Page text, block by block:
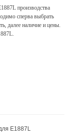
производства
сперва выбрать
далее наличие и цены.
E1887L